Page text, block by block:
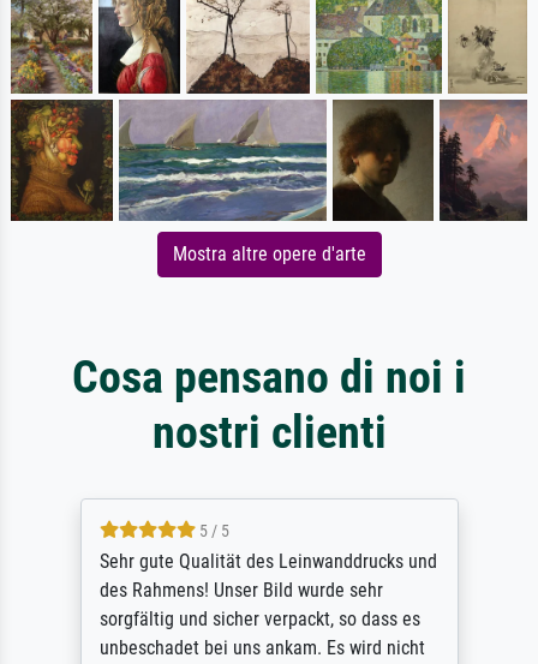
Mostra altre opere d'arte
Cosa pensano di noi i
nostri clienti
5 / 5
Sehr gute Qualität des Leinwanddrucks und
des Rahmens! Unser Bild wurde sehr
sorgfältig und sicher verpackt, so dass es
unbeschadet bei uns ankam. Es wird nicht